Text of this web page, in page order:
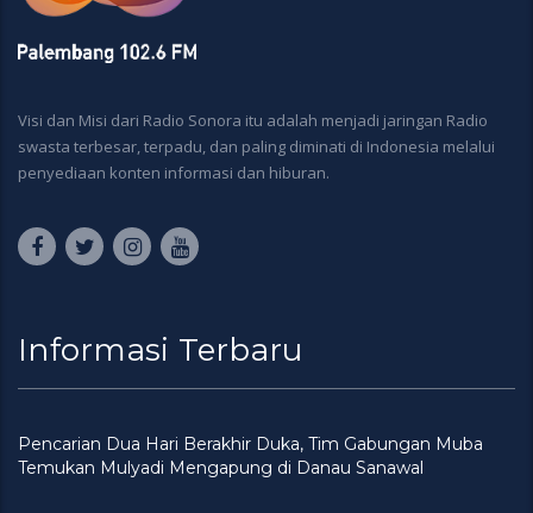
Visi dan Misi dari Radio Sonora itu adalah menjadi jaringan Radio
swasta terbesar, terpadu, dan paling diminati di Indonesia melalui
penyediaan konten informasi dan hiburan.
Informasi Terbaru
Pencarian Dua Hari Berakhir Duka, Tim Gabungan Muba
Temukan Mulyadi Mengapung di Danau Sanawal